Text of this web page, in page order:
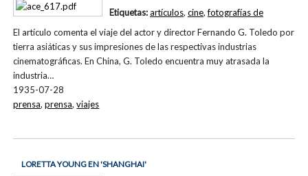
El artículo comenta el viaje del actor y director Fernando G. Toledo por
tierra asiáticas y sus impresiones de las respectivas industrias
cinematográficas. En China, G. Toledo encuentra muy atrasada la
industria…
1935-07-28
Etiquetas:artículos, cine,fotografías de
prensa,prensa,viajes
LORETTA YOUNG EN 'SHANGHAI'